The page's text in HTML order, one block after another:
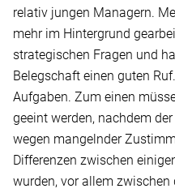
relativ jungen Managern.
mehr im Hintergrund
strategischen Fragen und
Belegschaft einen guten
Aufgaben. Zum einen
geeint werden, nachdem
wegen mangelnder
Differenzen zwischen
wurden, vor allem